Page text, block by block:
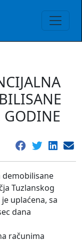
GODINE
demobilisane
Tuzlanskog
uplaćena, sa
dana
računima